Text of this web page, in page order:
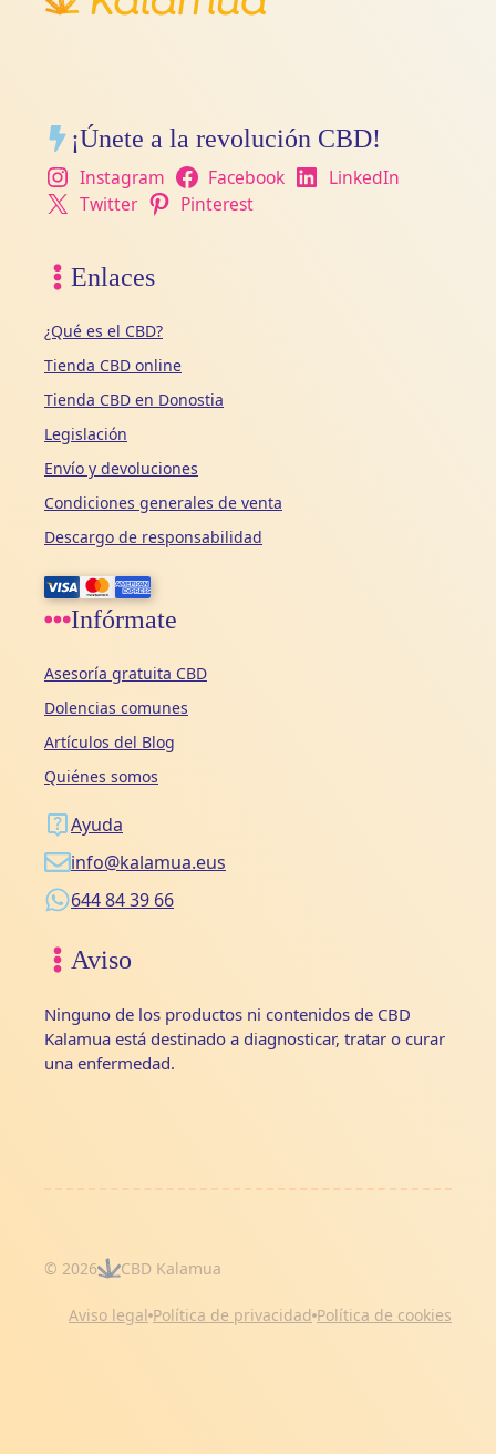
¡Únete a la revolución CBD!
Instagram Facebook
LinkedIn
Twitter
Pinterest
Enlaces
¿Qué es el CBD?
Tienda CBD online
Tienda CBD en Donostia
Legislación
Envío y devoluciones
Condiciones generales de venta
Descargo de responsabilidad
Infórmate
Asesoría gratuita CBD
Dolencias comunes
Artículos del Blog
Quiénes somos
Ayuda
info@kalamua.eus
644 84 39 66
Aviso
Ninguno de los productos ni contenidos de CBD
Kalamua está destinado a diagnosticar, tratar o curar
una enfermedad.
© 2026 CBD Kalamua
Aviso legal Política de privacidad Política de cookies